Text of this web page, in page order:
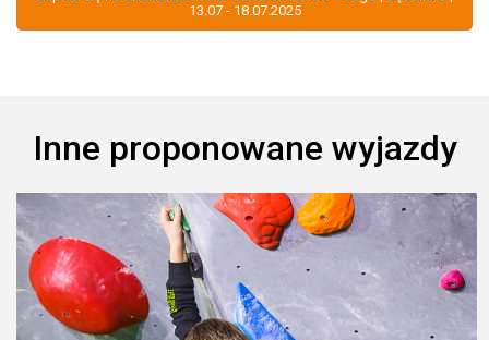
13.07 - 18.07.2025
Inne proponowane wyjazdy